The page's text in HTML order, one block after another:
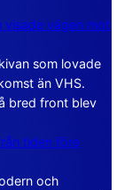
visade vägen mot
som lovade
än VHS.
bred front blev
tiden före
och